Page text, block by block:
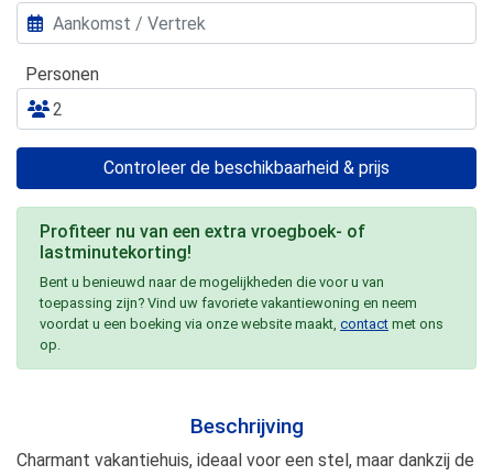
Personen
Controleer de beschikbaarheid & prijs
Profiteer nu van een extra vroegboek- of
lastminutekorting!
Bent u benieuwd naar de mogelijkheden die voor u van
toepassing zijn? Vind uw favoriete vakantiewoning en neem
voordat u een boeking via onze website maakt, contact met ons
op.
Beschrijving
Charmant vakantiehuis, ideaal voor een stel, maar dankzij de